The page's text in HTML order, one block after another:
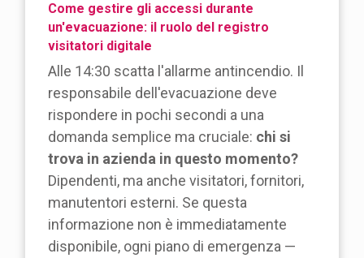
Come gestire gli accessi durante
un'evacuazione: il ruolo del registro
visitatori digitale
Alle 14:30 scatta l'allarme antincendio. Il
responsabile dell'evacuazione deve
rispondere in pochi secondi a una
domanda semplice ma cruciale: chi si
trova in azienda in questo momento?
Dipendenti, ma anche visitatori, fornitori,
manutentori esterni. Se questa
informazione non è immediatamente
disponibile, ogni piano di emergenza —